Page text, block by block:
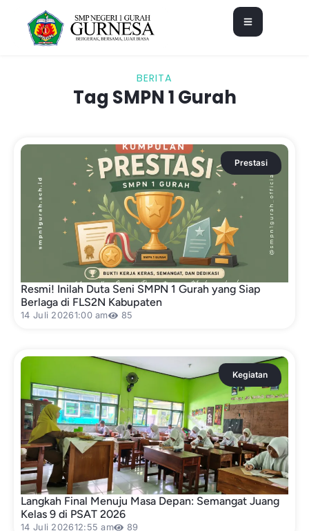
BERITA
Tag SMPN 1 Gurah
Prestasi
Resmi! Inilah Duta Seni SMPN 1 Gurah yang Siap
Berlaga di FLS2N Kabupaten
14 Juli 20261:00 am 85
Kegiatan
Langkah Final Menuju Masa Depan: Semangat Juang
Kelas 9 di PSAT 2026
14 Juli 202612:55 am 89